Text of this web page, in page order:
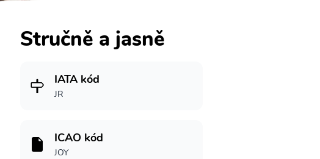
Stručně a jasně
IATA kód
JR
ICAO kód
JOY